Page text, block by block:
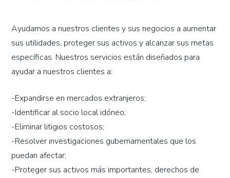
Ayudamos a nuestros clientes y sus negocios a aumentar
sus utilidades, proteger sus activos y alcanzar sus metas
específicas. Nuestros servicios están diseñados para
ayudar a nuestros clientes a:
-Expandirse en mercados extranjeros;
-Identificar al socio local idóneo;
-Eliminar litigios costosos;
-Resolver investigaciones gubernamentales que los
puedan afectar;
-Proteger sus activos más importantes, derechos de